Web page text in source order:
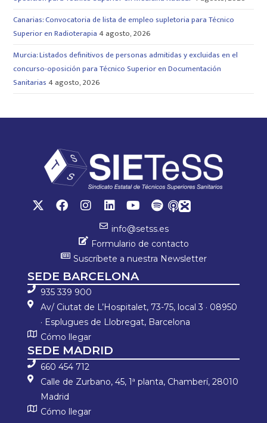
Canarias: Convocatoria de lista de empleo supletoria para Técnico
Superior en Radioterapia 4 agosto, 2026
Murcia: Listados definitivos de personas admitidas y excluidas en el
concurso-oposición para Técnico Superior en Documentación
Sanitarias 4 agosto, 2026
info@setss.es
Formulario de contacto
Suscríbete a nuestra Newsletter
SEDE BARCELONA
935 339 900
Av/ Ciutat de L’Hospitalet, 73-75, local 3 · 08950
· Esplugues de Llobregat, Barcelona
Cómo llegar
SEDE MADRID
660 454 712
Calle de Zurbano, 45, 1ª planta, Chamberí, 28010
Madrid
Cómo llegar